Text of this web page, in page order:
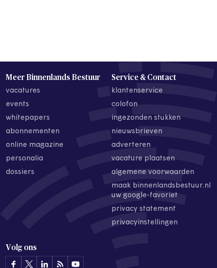
Meer Binnenlands Bestuur
vacatures
events
whitepapers
abonnementen
online magazine
personalia
dossiers
Service & Contact
klantenservice
colofon
ingezonden stukken
nieuwsbrieven
adverteren
vacature plaatsen
algemene voorwaarden
maak binnenlandsbestuur.nl
uw google-favoriet
privacy statement
privacyinstellingen
Volg ons